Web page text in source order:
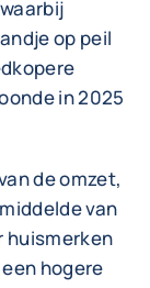
op peil
in 2025
de omzet,
van
huismerken
hogere